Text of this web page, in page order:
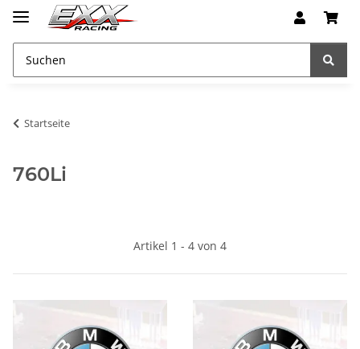
Startseite
760Li
Artikel 1 - 4 von 4